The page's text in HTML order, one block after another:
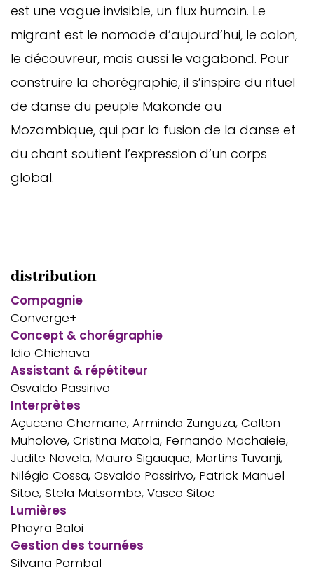
est une vague invisible, un flux humain. Le
migrant est le nomade d’aujourd’hui, le colon,
le découvreur, mais aussi le vagabond. Pour
construire la chorégraphie, il s’inspire du rituel
de danse du peuple Makonde au
Mozambique, qui par la fusion de la danse et
du chant soutient l’expression d’un corps
global.
distribution
Compagnie
Converge+
Concept & chorégraphie
Idio Chichava
Assistant & répétiteur
Osvaldo Passirivo
Interprètes
Açucena Chemane, Arminda Zunguza, Calton
Muholove, Cristina Matola, Fernando Machaieie,
Judite Novela, Mauro Sigauque, Martins Tuvanji,
Nilégio Cossa, Osvaldo Passirivo, Patrick Manuel
Sitoe, Stela Matsombe, Vasco Sitoe
Lumières
Phayra Baloi
Gestion des tournées
Silvana Pombal